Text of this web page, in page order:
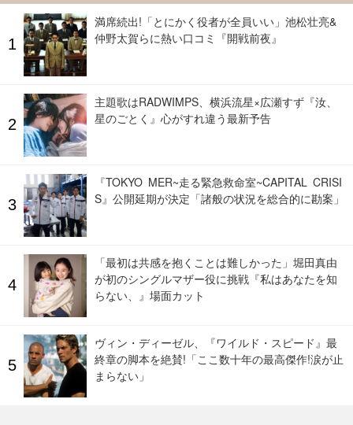
満席続出!「とにかく役者が全員いい」池松壮亮&
仲野太賀らに熱い口コミ『開戦前夜』
主題歌はRADWIMPS、横浜流星×広瀬すず『汝、
星のごとく』心がすれ違う最新予告
『TOKYO MER~走る緊急救命室~CAPITAL CRISI
S』公開延期が決定「諸般の状況を総合的に勘案」
「最初は共感を抱くことは難しかった」堀田真由
が初のシングルマザー役に挑戦『私はあなたを知
らない、』場面カット
ヴィン・ディーゼル、『ワイルド・スピード』最
終章の脚本を絶賛!「ここ数十年の最高傑作!涙が止
まらない」